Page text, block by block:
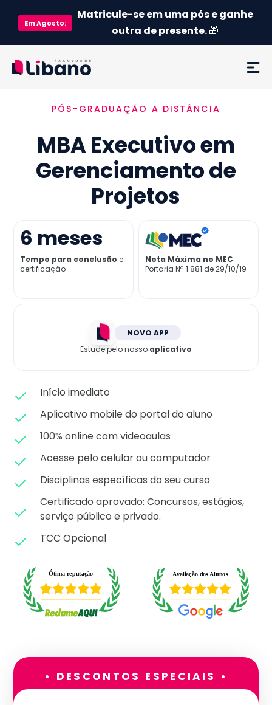
EmAgosto:
Matricule-se em uma pós e ganhe
outra de presente.🎁
Ementa
Como funciona
Credenciamento MEC
Já sou aluno
PÓS-GRADUAÇÃO A DISTÂNCIA
MBA Executivo em
Gerenciamento de
Projetos
6 meses
Tempo para conclusão e
certificação
Nota Máxima no MEC
Portaria Nª 1.881 de 29/10/19
NOVO APP
Estude pelo nosso aplicativo
Início imediato
Aplicativo mobile do portal do aluno
100% online com videoaulas
Acesse pelo celular ou computador
Disciplinas específicas do seu curso
Certificado aprovado: Concursos, estágios,
serviço público e privado.
TCC Opcional
• DESCONTOS ESPECIAIS •